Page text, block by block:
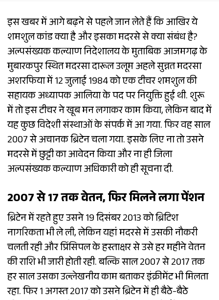
इस खबर में आगे बढ़ने से पहले जान लेते हैं कि आखिर ये
शमशुल कांड क्या है और इसका मदरसे से क्या संबंध है?
अल्पसंख्यक कल्याण निदेशालय के मुताबिक आजमगढ़ के
मुबारकपुर स्थित मदरसा दारूल उलूम अहले सुन्नत मदरसा
अशरफिया में 12 जुलाई 1984 को एक टीचर शमशुल की
सहायक अध्यापक आलिया के पद पर नियुक्ति हुई थी. शुरू
में तो इस टीचर ने खूब मन लगाकर काम किया, लेकिन बाद में
यह कुछ विदेशी संस्थाओं के संपर्क में आ गया. फिर वह साल
2007 से अचानक ब्रिटेन चला गया. इसके लिए ना तो उसने
मदरसे में छुट्टी का आवेदन किया और ना ही जिला
अल्पसंख्यक कल्याण अधिकारी को ही सूचना दी.
2007 से 17 तक वेतन, फिर मिलने लगा पेंशन
ब्रिटेन में रहते हुए उसने 19 दिसंबर 2013 को ब्रिटिश
नागरिकता भी ले ली, लेकिन यहां मदरसे में उसकी नौकरी
चलती रही और प्रिंसिपल के हस्ताक्षर से उसे हर महीने वेतन
की राशि भी जारी होती रही. बल्कि साल 2007 से 2017 तक
हर साल उसका उल्लेखनीय काम बताकर इंक्रीमेंट भी मिलता
रहा. फिर 1 अगस्त 2017 को उसने ब्रिटेन में ही बैठे-बैठे